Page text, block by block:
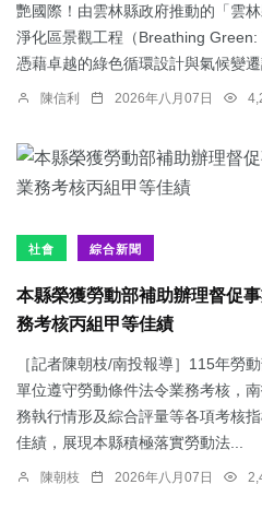
艷國際！由雲林縣政府推動的「雲
淨化區景觀工程（Breathing Green:
憑藉卓越的綠色循環設計與氣候變遷
陳信利 2026年八月07日
社會 綜合新聞
本縣榮獲勞動部補助辦理督促
務考核丙組甲等佳績
［記者陳朝枝/南投報導］115年勞
單位遵守勞動條件法令業務考核，
務執行情形及綜合評量等各項考核
佳績，展現本縣積極落實勞動法...
陳朝枝 2026年八月07日